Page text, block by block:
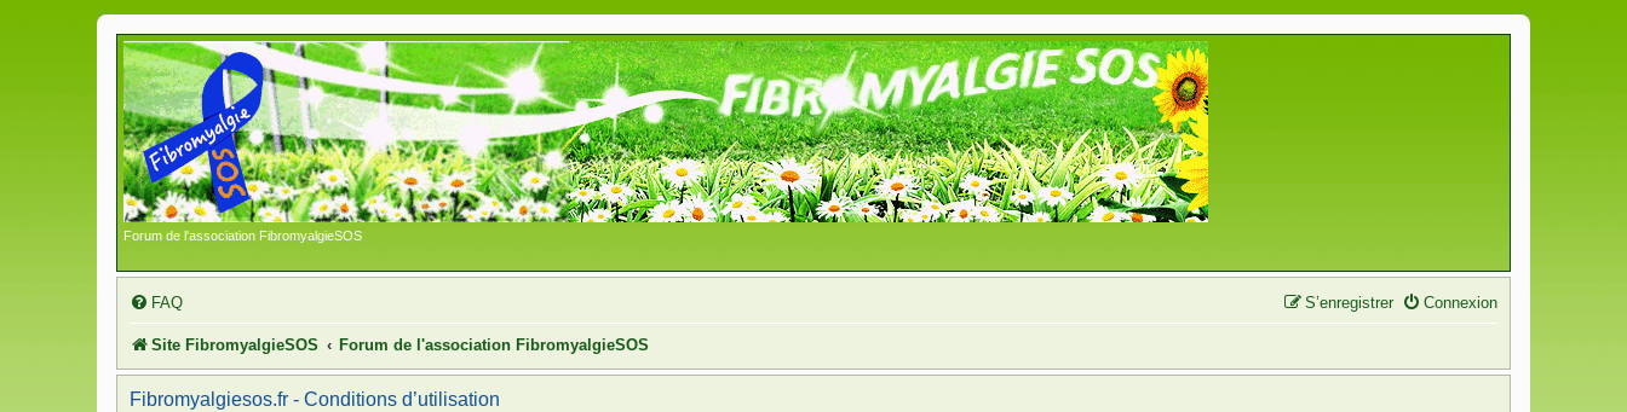
Forum de l'association FibromyalgieSOS
FAQ Connexion
S’enregistrer
Site FibromyalgieSOS Forum de l'association FibromyalgieSOS
Fibromyalgiesos.fr - Conditions d’utilisation